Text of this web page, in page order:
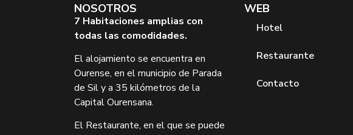
NOSOTROS
7 Habitaciones amplias con
todas las comodidades.
El alojamiento se encuentra en
Ourense, en el municipio de Parada
de Sil y a 35 kilómetros de la
Capital Ourensana.
El Restaurante, en el que se puede
WEB
Hotel
Restaurante
Contacto